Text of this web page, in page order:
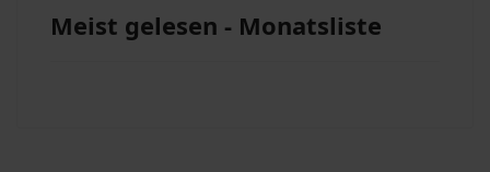
Meist gelesen - Monatsliste